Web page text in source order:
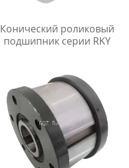
Конический роликовый
подшипник серии RKY